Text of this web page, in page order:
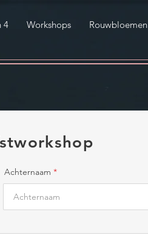
4 Workshops Rouwbloemen
Achternaam